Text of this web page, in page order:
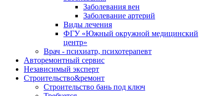
Заболевания вен
Заболевание артерий
Виды лечения
ФГУ «Южный окружной медицинский
центр»
Врач - психиатр, психотерапевт
Авторемонтный сервис
Независимый эксперт
Строительство&ремонт
Строительство бань под ключ